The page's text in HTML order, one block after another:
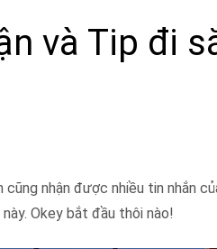
và Tip đi
nhận được nhiều tin nhắn
Okey bắt đầu thôi nào!